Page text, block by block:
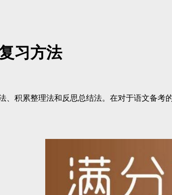
习方法
积累整理法和反思总结法。在对于语文备考